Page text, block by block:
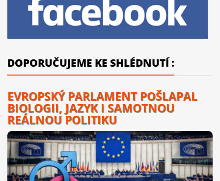
DOPORUČUJEME KE SHLÉDNUTÍ :
EVROPSKÝ PARLAMENT POŠLAPAL
BIOLOGII, JAZYK I SAMOTNOU
REÁLNOU POLITIKU